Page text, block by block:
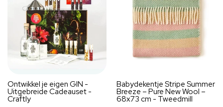
Ontwikkel je eigen GIN -
Uitgebreide Cadeauset -
Craftly
Babydekentje Stripe Summer
Breeze – Pure New Wool –
68x73 cm - Tweedmill